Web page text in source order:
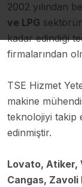
2002 yılından
ve LPG
kadar edindiği
firmalarından
TSE Hizmet
makine
teknolojiyi takip
edinmiştir.
Lovato, Atiker,
Cangas, Zavoli